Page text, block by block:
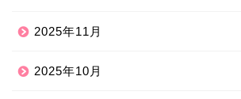
2025年11月
2025年10月